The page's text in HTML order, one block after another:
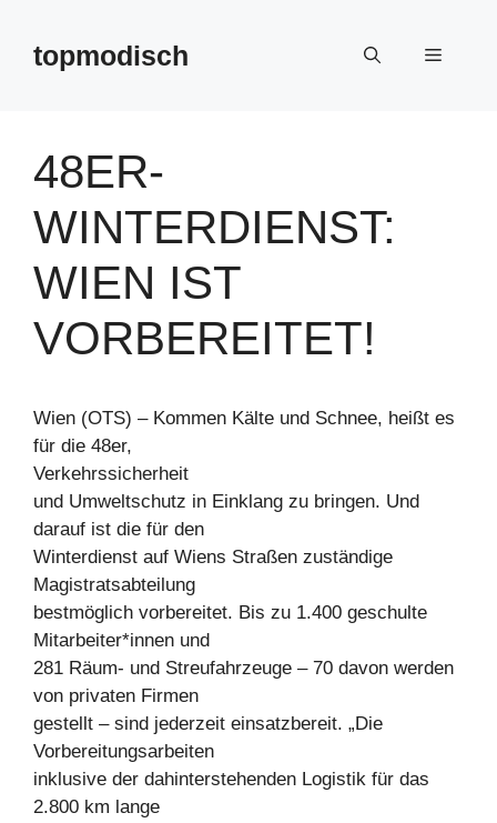
springentopmodisch Menü
48ER-
WINTERDIENST:
WIEN IST
VORBEREITET!
Wien (OTS) – Kommen Kälte und Schnee, heißt es
für die 48er,
Verkehrssicherheit
und Umweltschutz in Einklang zu bringen. Und
darauf ist die für den
Winterdienst auf Wiens Straßen zuständige
Magistratsabteilung
bestmöglich vorbereitet. Bis zu 1.400 geschulte
Mitarbeiter*innen und
281 Räum- und Streufahrzeuge – 70 davon werden
von privaten Firmen
gestellt – sind jederzeit einsatzbereit. „Die
Vorbereitungsarbeiten
inklusive der dahinterstehenden Logistik für das
2.800 km lange